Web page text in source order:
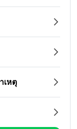
เหตุ